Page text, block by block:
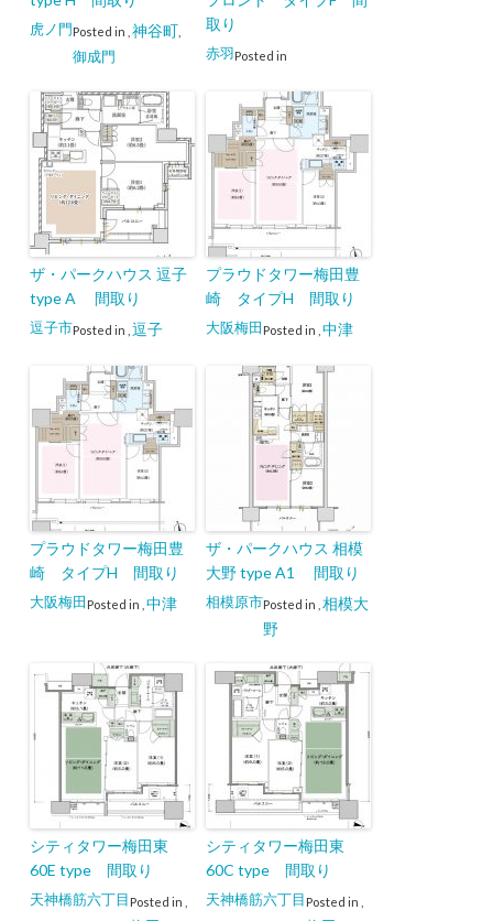
Posted in
虎ノ門 神谷町
御成門
取り
Posted in
赤羽
ザ・パークハウス 逗子
type A 間取り
Posted in
逗子市 逗子
プラウドタワー梅田豊
崎 タイプH 間取り
Posted in
大阪梅田 中津
プラウドタワー梅田豊
崎 タイプH 間取り
Posted in
大阪梅田 中津
ザ・パークハウス 相模
大野 type A1 間取り
Posted in
相模原市
相模大
野
シティタワー梅田東
60E type 間取り
Posted in
天神橋筋六丁目
シティタワー梅田東
60C type 間取り
Posted in
天神橋筋六丁目